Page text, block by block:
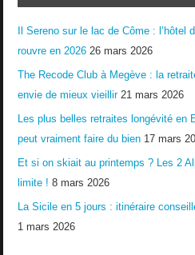
Il Sereno sur le lac de Côme : l’hôtel
rouvre en 2026 26 mars 2026
The Recode Club à Megève : la
envie de mieux vieillir 21 mars 2026
Les plus belles retraites longévité en
peut vraiment faire du bien 17 mars
Et si on skiait au printemps ? Les 2
limite ! 8 mars 2026
La Sicile en 5 jours : itinéraire
1 mars 2026